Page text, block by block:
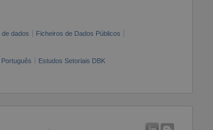
de dados
Ficheiros de Dados Públicos
Estudos Setoriais DBK